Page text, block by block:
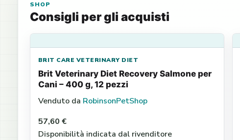
SHOP
Consigli per gli acquisti
BRIT CARE VETERINARY DIET
Brit Veterinary Diet Recovery Salmone per
Cani – 400 g, 12 pezzi
Venduto da RobinsonPetShop
57,60 €
Disponibilità indicata dal rivenditore